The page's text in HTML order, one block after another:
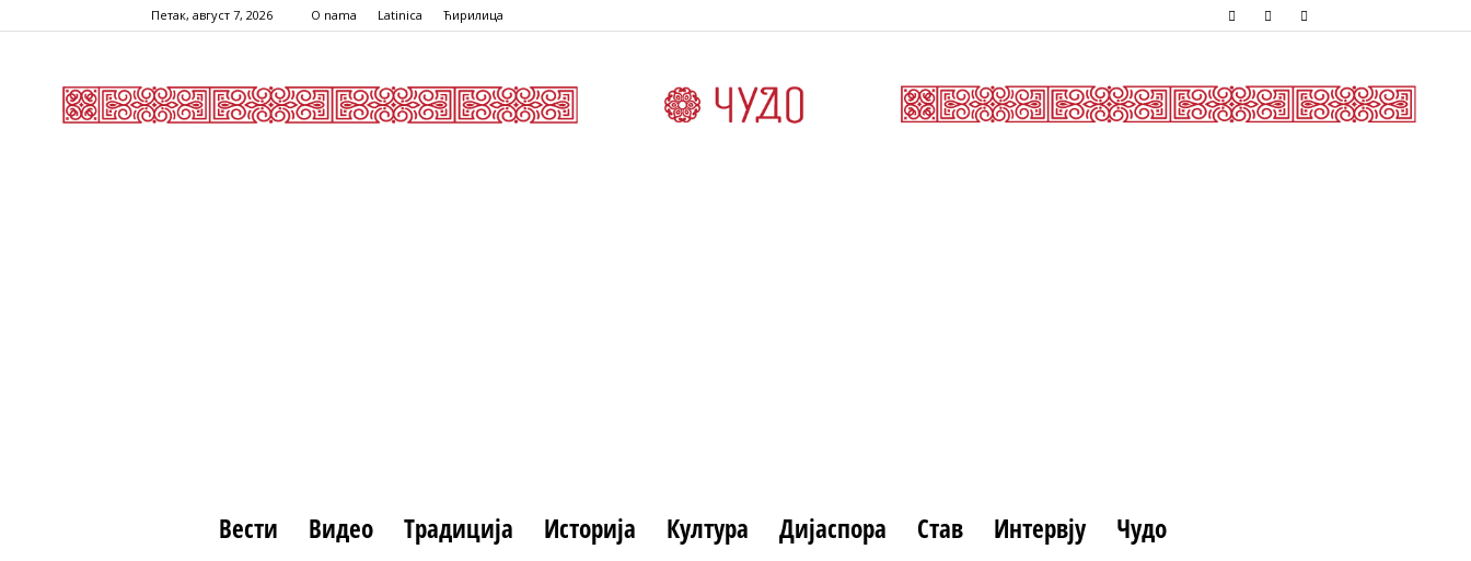
Петак, август 7, 2026 O nama Latinica Ћирилица
Вести Видео Традиција Историја Култура Дијаспора Став Интервју
Чудо